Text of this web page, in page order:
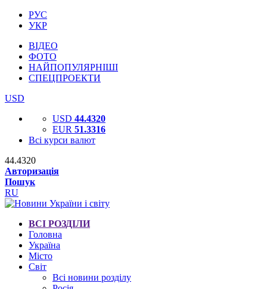
РУС
УКР
ВІДЕО
ФОТО
НАЙПОПУЛЯРНІШІ
СПЕЦПРОЕКТИ
USD
USD 44.4320
EUR 51.3316
Всі курси валют
44.4320
Авторизація
Пошук
RU
ВСІ РОЗДІЛИ
Головна
Україна
Місто
Світ
Всі новини розділу